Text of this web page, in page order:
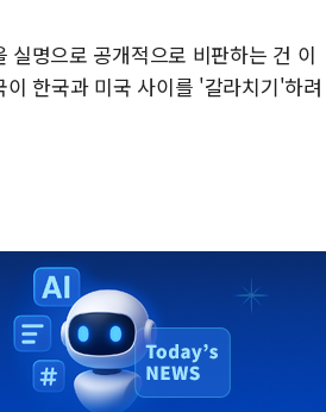
명으로 공개적으로 비판하는 건 이
한국과 미국 사이를 '갈라치기'하려